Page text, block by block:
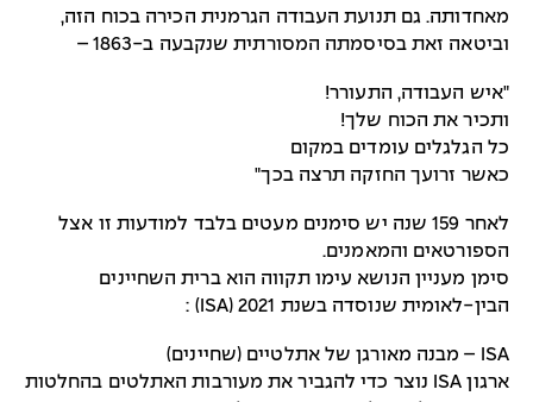
מאחדותה. גם תנועת העבודה הגרמנית הכירה בכוח הזה,
וביטאה זאת בסיסמתה המסורתית שנקבעה ב-1863 –
"איש העבודה, התעורר!
ותכיר את הכוח שלך!
כל הגלגלים עומדים במקום
כאשר זרועך החזקה תרצה בכך"
לאחר 159 שנה יש סימנים מעטים בלבד למודעות זו אצל
הספורטאים והמאמנים.
סימן מעניין הנושא עימו תקווה הוא ברית השחיינים
הבין-לאומית שנוסדה בשנת 2021 (ISA) :
ISA – מבנה מאורגן של אתלטיים (שחיינים)
ארגון ISA נוצר כדי להגביר את מעורבות האתלטים בהחלטות